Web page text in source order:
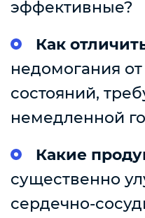
эффективные?
Как
недомогания
состояний,
немедленной
Какие
существенно
сердечно-